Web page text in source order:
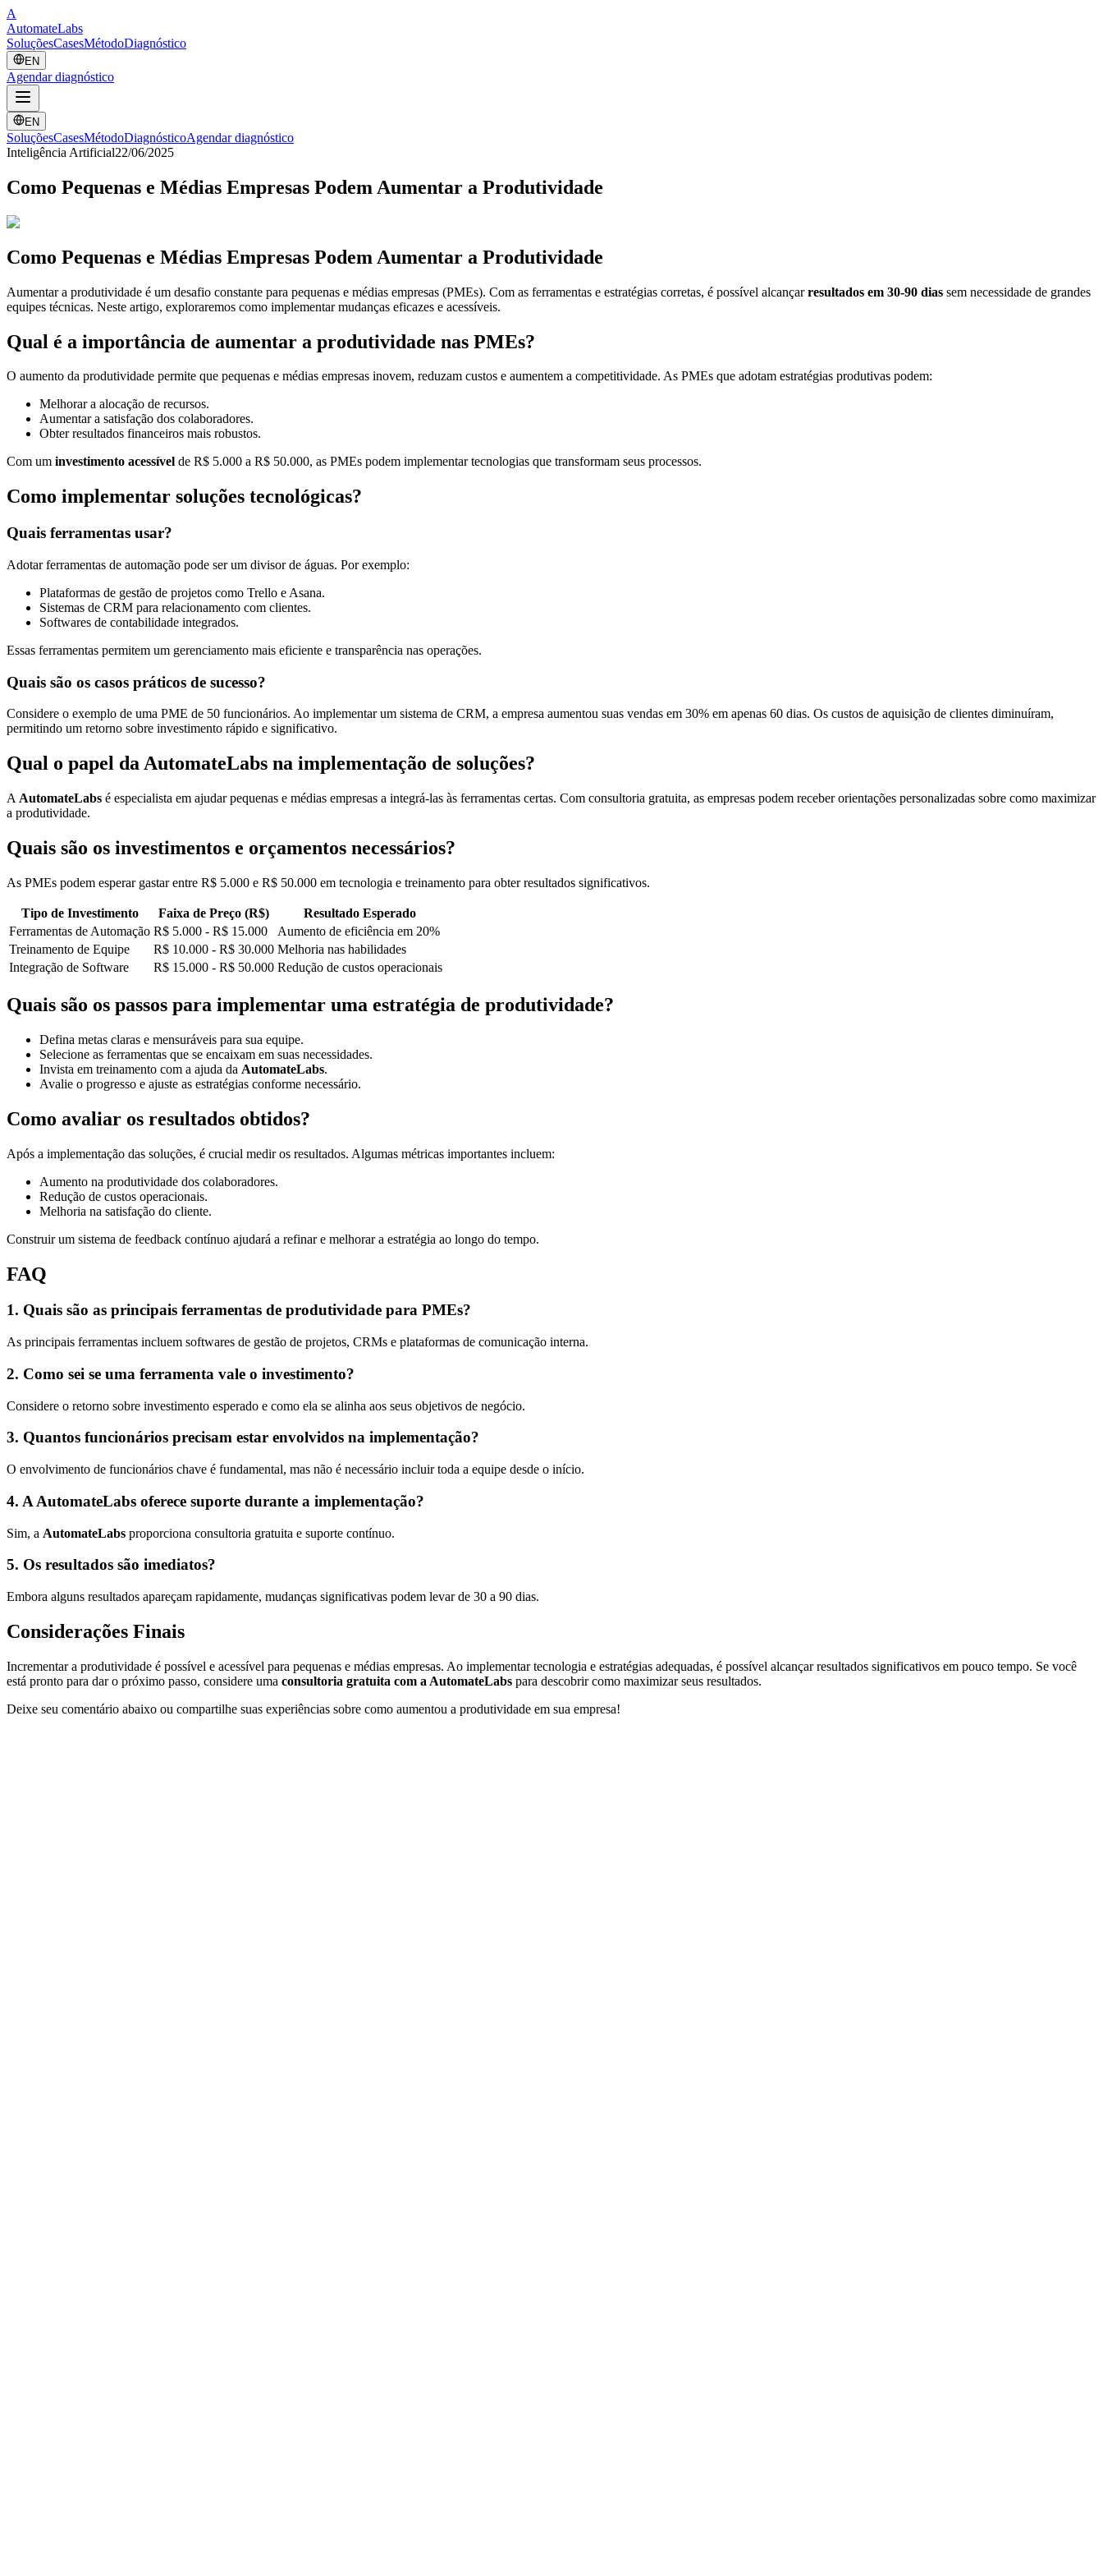
A
AutomateLabs
SoluçõesCasesMétodoDiagnóstico
EN
Agendar diagnóstico
EN
SoluçõesCasesMétodoDiagnósticoAgendar diagnóstico
Inteligência Artificial22/06/2025
Como Pequenas e Médias Empresas Podem Aumentar a Produtividade
Como Pequenas e Médias Empresas Podem Aumentar a Produtividade
Aumentar a produtividade é um desafio constante para pequenas e médias empresas (PMEs). Com as ferramentas e estratégias corretas, é possível alcançarresultados em 30-90 dias sem necessidade de grandes
equipes técnicas. Neste artigo, exploraremos como implementar mudanças eficazes e acessíveis.
Qual é a importância de aumentar a produtividade nas PMEs?
O aumento da produtividade permite que pequenas e médias empresas inovem, reduzam custos e aumentem a competitividade. As PMEs que adotam estratégias produtivas podem:
Melhorar a alocação de recursos.
Aumentar a satisfação dos colaboradores.
Obter resultados financeiros mais robustos.
Com um investimento acessível de R$ 5.000 a R$ 50.000, as PMEs podem implementar tecnologias que transformam seus processos.
Como implementar soluções tecnológicas?
Quais ferramentas usar?
Adotar ferramentas de automação pode ser um divisor de águas. Por exemplo:
Plataformas de gestão de projetos como Trello e Asana.
Sistemas de CRM para relacionamento com clientes.
Softwares de contabilidade integrados.
Essas ferramentas permitem um gerenciamento mais eficiente e transparência nas operações.
Quais são os casos práticos de sucesso?
Considere o exemplo de uma PME de 50 funcionários. Ao implementar um sistema de CRM, a empresa aumentou suas vendas em 30% em apenas 60 dias. Os custos de aquisição de clientes diminuíram,
permitindo um retorno sobre investimento rápido e significativo.
Qual o papel da AutomateLabs na implementação de soluções?
A AutomateLabs é especialista em ajudar pequenas e médias empresas a integrá-las às ferramentas certas. Com consultoria gratuita, as empresas podem receber orientações personalizadas sobre como maximizar
a produtividade.
Quais são os investimentos e orçamentos necessários?
As PMEs podem esperar gastar entre R$ 5.000 e R$ 50.000 em tecnologia e treinamento para obter resultados significativos.
Tipo de Investimento Faixa de Preço (R$)
Resultado Esperado
Ferramentas de Automação R$ 5.000 - R$ 15.000
Aumento de eficiência em 20%
Treinamento de Equipe
R$ 10.000 - R$ 30.000 Melhoria nas habilidades
Integração de Software
R$ 15.000 - R$ 50.000 Redução de custos operacionais
Quais são os passos para implementar uma estratégia de produtividade?
Defina metas claras e mensuráveis para sua equipe.
Selecione as ferramentas que se encaixam em suas necessidades.
Invista em treinamento com a ajuda da AutomateLabs.
Avalie o progresso e ajuste as estratégias conforme necessário.
Como avaliar os resultados obtidos?
Após a implementação das soluções, é crucial medir os resultados. Algumas métricas importantes incluem:
Aumento na produtividade dos colaboradores.
Redução de custos operacionais.
Melhoria na satisfação do cliente.
Construir um sistema de feedback contínuo ajudará a refinar e melhorar a estratégia ao longo do tempo.
FAQ
1. Quais são as principais ferramentas de produtividade para PMEs?
As principais ferramentas incluem softwares de gestão de projetos, CRMs e plataformas de comunicação interna.
2. Como sei se uma ferramenta vale o investimento?
Considere o retorno sobre investimento esperado e como ela se alinha aos seus objetivos de negócio.
3. Quantos funcionários precisam estar envolvidos na implementação?
O envolvimento de funcionários chave é fundamental, mas não é necessário incluir toda a equipe desde o início.
4. A AutomateLabs oferece suporte durante a implementação?
Sim, a AutomateLabs proporciona consultoria gratuita e suporte contínuo.
5. Os resultados são imediatos?
Embora alguns resultados apareçam rapidamente, mudanças significativas podem levar de 30 a 90 dias.
Considerações Finais
Incrementar a produtividade é possível e acessível para pequenas e médias empresas. Ao implementar tecnologia e estratégias adequadas, é possível alcançar resultados significativos em pouco tempo. Se você
está pronto para dar o próximo passo, considere uma consultoria gratuita com a AutomateLabs para descobrir como maximizar seus resultados.
Deixe seu comentário abaixo ou compartilhe suas experiências sobre como aumentou a produtividade em sua empresa!